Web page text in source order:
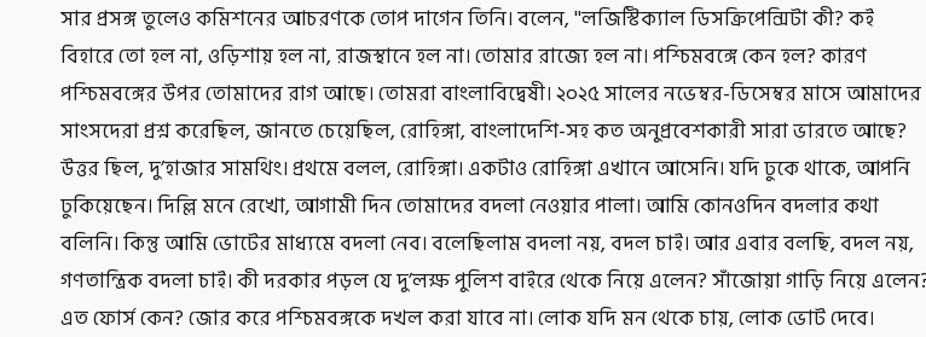
সার প্রসঙ্গ তুলেও কমিশনের আচরণকে তোপ দাগেন তিনি। বলেন, ''লজিস্টিক্যাল ডিসক্রিপেন্সিটা কী? কই
বিহারে তো হল না, ওড়িশায় হল না, রাজস্থানে হল না। তোমার রাজ্যে হল না। পশ্চিমবঙ্গে কেন হল? কারণ
পশ্চিমবঙ্গের উপর তোমাদের রাগ আছে। তোমরা বাংলাবিদ্বেষী। ২০২৫ সালের নভেম্বর-ডিসেম্বর মাসে আমাদের
সাংসদেরা প্রশ্ন করেছিল, জানতে চেয়েছিল, রোহিঙ্গা, বাংলাদেশি-সহ কত অনুপ্রবেশকারী সারা ভারতে আছে?
উত্তর ছিল, দু’হাজার সামথিং। প্রথমে বলল, রোহিঙ্গা। একটাও রোহিঙ্গা এখানে আসেনি। যদি ঢুকে থাকে, আপনি
ঢুকিয়েছেন। দিল্লি মনে রেখো, আগামী দিন তোমাদের বদলা নেওয়ার পালা। আমি কোনওদিন বদলার কথা
বলিনি। কিন্তু আমি ভোটের মাধ্যমে বদলা নেব। বলেছিলাম বদলা নয়, বদল চাই। আর এবার বলছি, বদল নয়,
গণতান্ত্রিক বদলা চাই। কী দরকার পড়ল যে দু’লক্ষ পুলিশ বাইরে থেকে নিয়ে এলেন? সাঁজোয়া গাড়ি নিয়ে
এত ফোর্স কেন? জোর করে পশ্চিমবঙ্গকে দখল করা যাবে না। লোক যদি মন থেকে চায়, লোক ভোট দেবে।